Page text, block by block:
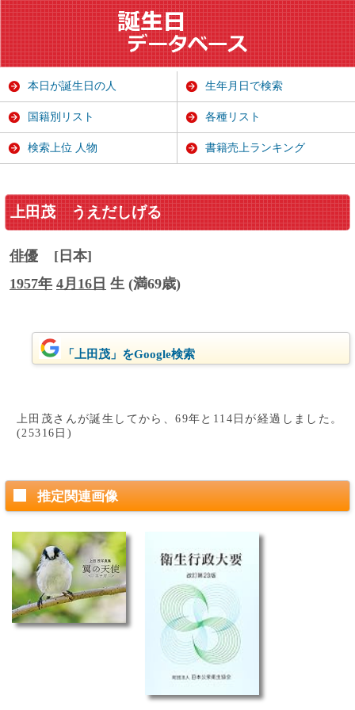
上田茂 うえだしげる
俳優
[日本]
1957年 4月16日 生 (満69歳)
「上田茂」をGoogle検索
上田茂さんが誕生してから、69年と114日が経過しました。
(25316日)
推定関連画像
本日が誕生日の人 生年月日で検索
国籍別リスト 各種リスト
検索上位 人物 書籍売上ランキング